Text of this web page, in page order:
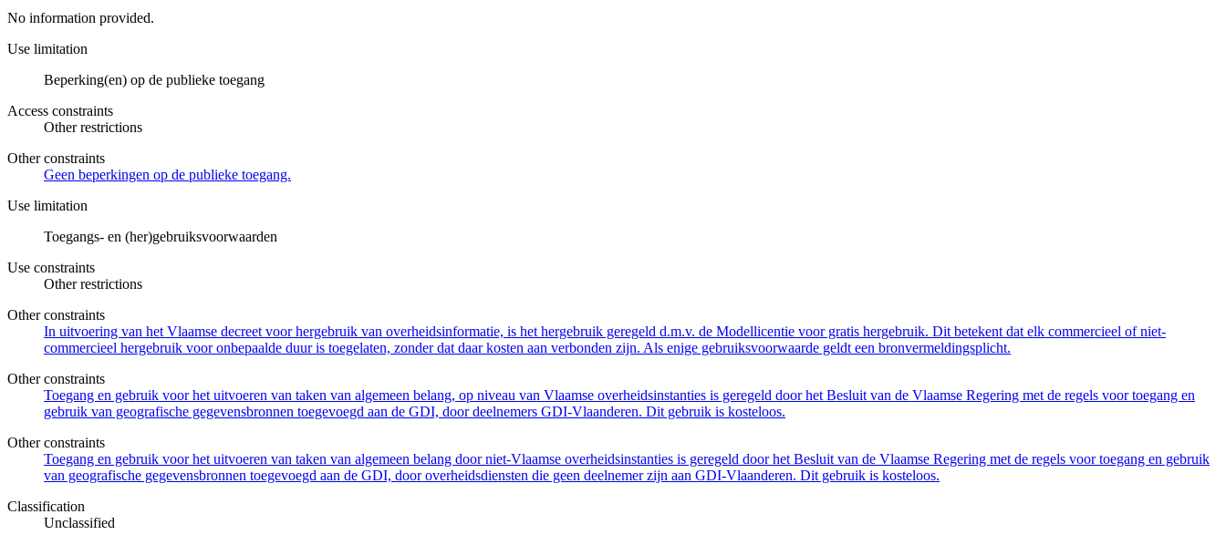
No information provided.
Use limitation
Beperking(en) op de publieke toegang
Access constraints
Other restrictions
Other constraints
Geen beperkingen op de publieke toegang.
Use limitation
Toegangs- en (her)gebruiksvoorwaarden
Use constraints
Other restrictions
Other constraints
In uitvoering van het Vlaamse decreet voor hergebruik van overheidsinformatie, is het hergebruik geregeld d.m.v. de Modellicentie voor gratis hergebruik. Dit betekent dat elk commercieel of niet-
commercieel hergebruik voor onbepaalde duur is toegelaten, zonder dat daar kosten aan verbonden zijn. Als enige gebruiksvoorwaarde geldt een bronvermeldingsplicht.
Other constraints
Toegang en gebruik voor het uitvoeren van taken van algemeen belang, op niveau van Vlaamse overheidsinstanties is geregeld door het Besluit van de Vlaamse Regering met de regels voor toegang en
gebruik van geografische gegevensbronnen toegevoegd aan de GDI, door deelnemers GDI-Vlaanderen. Dit gebruik is kosteloos.
Other constraints
Toegang en gebruik voor het uitvoeren van taken van algemeen belang door niet-Vlaamse overheidsinstanties is geregeld door het Besluit van de Vlaamse Regering met de regels voor toegang en gebruik
van geografische gegevensbronnen toegevoegd aan de GDI, door overheidsdiensten die geen deelnemer zijn aan GDI-Vlaanderen. Dit gebruik is kosteloos.
Classification
Unclassified